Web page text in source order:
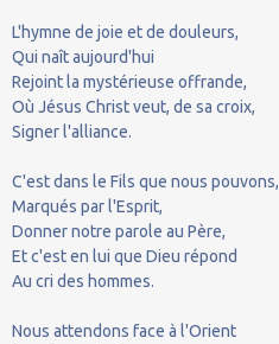
L'hymne de joie et de douleurs,
Qui naît aujourd'hui
Rejoint la mystérieuse offrande,
Où Jésus Christ veut, de sa croix,
Signer l'alliance.
C'est dans le Fils que nous pouvons,
Marqués par l'Esprit,
Donner notre parole au Père,
Et c'est en lui que Dieu répond
Au cri des hommes.
Nous attendons face à l'Orient